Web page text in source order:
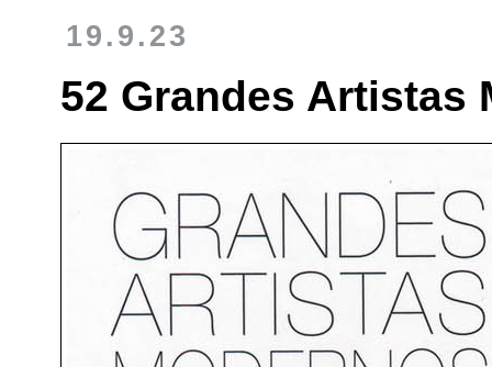
19.9.23
52 Grandes Artistas